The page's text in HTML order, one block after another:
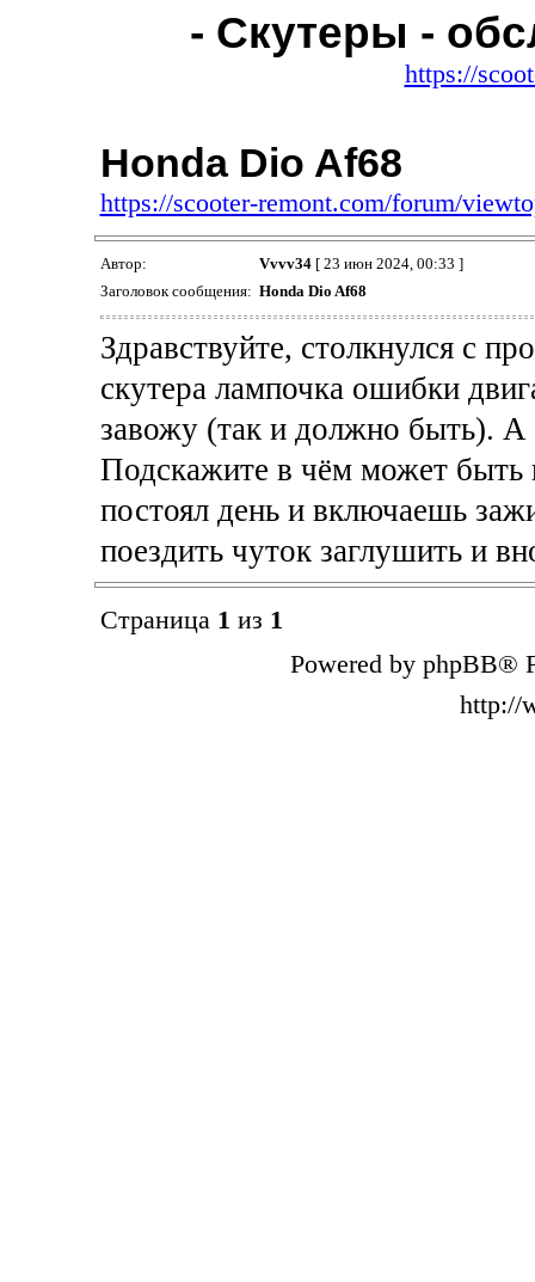
- Скутеры -
https://
Honda Dio Af68
https://scooter-remont.com/forum/
Автор: Vvvv34[ 23 июн 2024, 00:33 ]
Заголовок сообщения: Honda Dio Af68
Здравствуйте, столкнулся с
скутера лампочка ошибки
завожу (так и должно быть). А
Подскажите в чём может быть
постоял день и включаешь
поездить чуток заглушить и
Страница 1 из 1
Powered by phpBB®
http://